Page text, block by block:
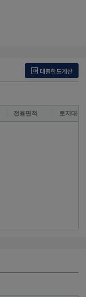
대출한도계산
전용면적 토지대장